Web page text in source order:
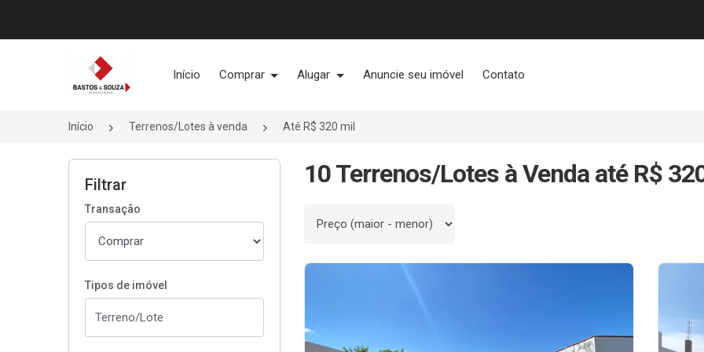
Página inicial
Início Comprar Alugar Anuncie seu imóvel Contato
Início Terrenos/Lotes à venda Até R$ 320 mil
Filtrar
Transação
Tipos de imóvel
10 Terrenos/Lotes à Venda até R$
Ordenar por